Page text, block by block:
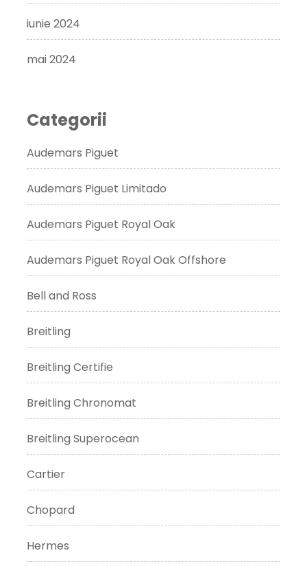
iunie 2024
mai 2024
Categorii
Audemars Piguet
Audemars Piguet Limitado
Audemars Piguet Royal Oak
Audemars Piguet Royal Oak Offshore
Bell and Ross
Breitling
Breitling Certifie
Breitling Chronomat
Breitling Superocean
Cartier
Chopard
Hermes